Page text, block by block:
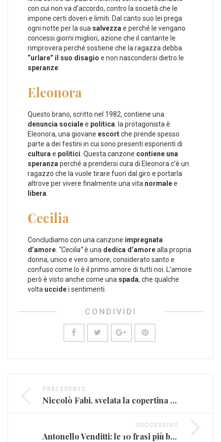
con cui non va d’accordo, contro la società che le
impone certi doveri e limiti. Dal canto suo lei prega
ogni notte per la sua salvezza e perché le vengano
concessi giorni migliori, azione che il cantante le
rimprovera perché sostiene che la ragazza debba
“urlare” il suo disagio e non nascondersi dietro le
speranze
Eleonora
Questo brano, scritto nel 1982, contiene una
denuncia socialee politica: la protagonista è
Eleonora, una giovane escortche prende spesso
parte a dei festini in cui sono presenti esponenti di
cultura e politici . Questa canzone contiene una
speranza perché a prendersi cura di Eleonora c’è un
ragazzo che la vuole tirare fuori dal giro e portarla
altrove per vivere finalmente una vita normalee
libera
Cecilia
Concludiamo con una canzone impregnata
d’amore “Cecilia”è una dedica d’amorealla propria
donna, unico e vero amore, considerato santo e
confuso come lo è il primo amore di tutti noi. L’amore
però è visto anche come una spada, che qualche
volta uccidei sentimenti.
CONDIVIDI
PRECEDENTE
Niccolò Fabi, svelata la copertina del nuovo album (FOTO E DATE)
SUCCESSIVO
Antonello Venditti: le 10 frasi più belle delle sue canzoni